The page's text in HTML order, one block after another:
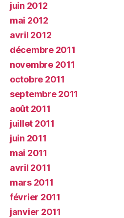
juin 2012
mai 2012
avril 2012
décembre 2011
novembre 2011
octobre 2011
septembre 2011
août 2011
juillet 2011
juin 2011
mai 2011
avril 2011
mars 2011
février 2011
janvier 2011